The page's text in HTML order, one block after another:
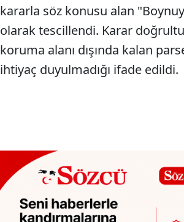
kararla söz konusu alan
olarak tescillendi. Karar
koruma alanı dışında kalan
ihtiyaç duyulmadığı ifade edildi.